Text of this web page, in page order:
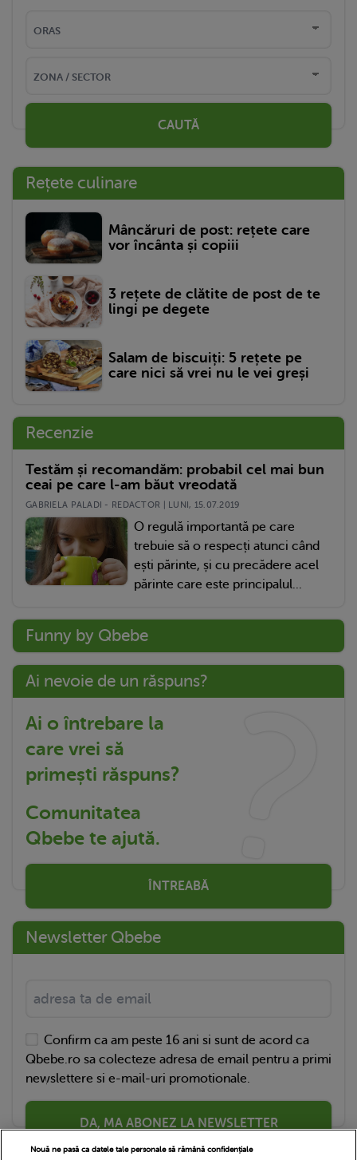
CAUTĂ
Rețete culinare
Mâncăruri de post: rețete care
vor încânta și copiii
3 rețete de clătite de post de te
lingi pe degete
Salam de biscuiți: 5 rețete pe
care nici să vrei nu le vei greși
Recenzie
Testăm și recomandăm: probabil cel mai bun
ceai pe care l-am băut vreodată
GABRIELA PALADI - REDACTOR | LUNI, 15.07.2019
O regulă importantă pe care
trebuie să o respecți atunci când
ești părinte, și cu precădere acel
părinte care este principalul...
Funny by Qbebe
Ai nevoie de un răspuns?
Ai o întrebare la
care vrei să
primești răspuns?
Comunitatea
Qbebe te ajută.
ÎNTREABĂ
Newsletter Qbebe
Confirm ca am peste 16 ani si sunt de acord ca
Qbebe.ro sa colecteze adresa de email pentru a primi
newslettere si e-mail-uri promotionale.
DA, MA ABONEZ LA NEWSLETTER
Nouă ne pasă ca datele tale personale să rămână confidențiale